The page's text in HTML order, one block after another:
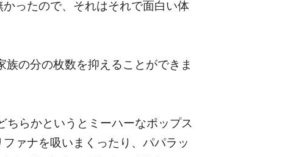
ったので、それはそれで面白い体
の分の枚数を抑えることができま
らかというとミーハーなポップス
ァナを吸いまくったり、パパラッ